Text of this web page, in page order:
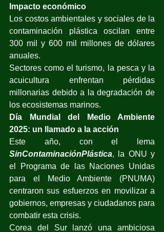
Impacto económico
Los costos ambientales y sociales de la
contaminación plástica oscilan entre
300 mil y 600 mil millones de dólares
anuales.
Sectores como el turismo, la pesca y la
acuicultura enfrentan pérdidas
millonarias debido a la degradación de
los ecosistemas marinos.
Día Mundial del Medio Ambiente
2025: un llamado a la acción
SinContaminaciónPlástica, la ONU y
el Programa de las Naciones Unidas
para el Medio Ambiente (PNUMA)
centraron sus esfuerzos en movilizar a
gobiernos, empresas y ciudadanos para
combatir esta crisis.
Corea del Sur lanzó una ambiciosa